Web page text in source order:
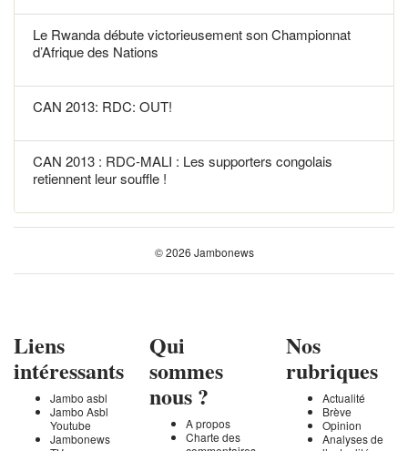
Le Rwanda débute victorieusement son Championnat
d’Afrique des Nations
CAN 2013: RDC: OUT!
CAN 2013 : RDC-MALI : Les supporters congolais
retiennent leur souffle !
© 2026 Jambonews
Liens
intéressants
Jambo asbl
Jambo Asbl
Youtube
Jambonews
Qui
sommes
nous ?
A propos
Charte des
Nos
rubriques
Actualité
Brève
Opinion
Analyses de